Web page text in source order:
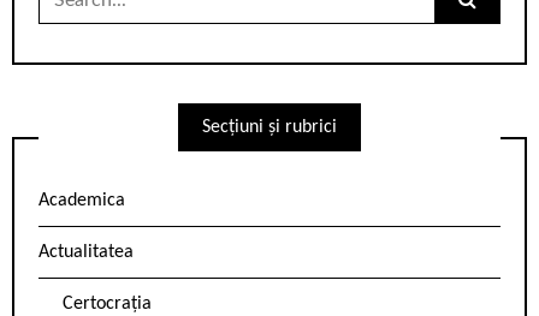
Secțiuni și rubrici
Academica
Actualitatea
Certocrația